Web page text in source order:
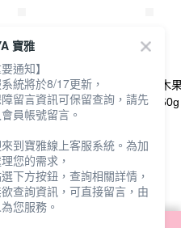
然乳木果油緊
液250ml
帕瑪氏天然乳木
緻保濕護手霜60g
行
用 cookie 方式之詳情，及若您不希
寶雅
要通知】
統將於8/17更新，
留言資訊可保留查詢，請先
員帳號留言。
到寶雅線上客服系統。為加
您的需求，
下方按鈕，查詢相關詳情，
查詢資訊，可直接留言，由
您服務。